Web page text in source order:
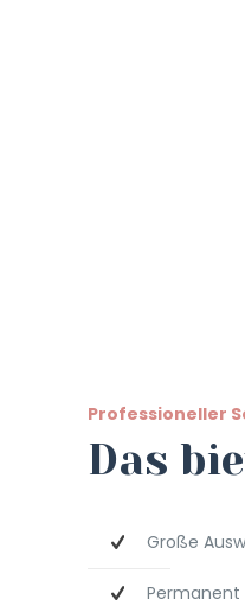
Professioneller
Das
Große